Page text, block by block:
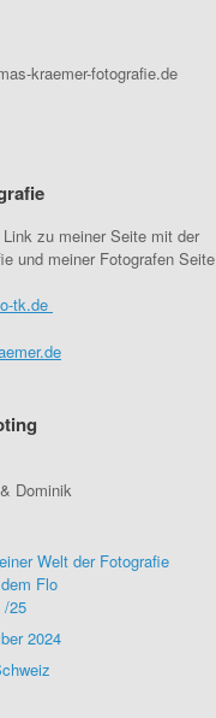
kraemer-fotografie.de
zu meiner Seite mit der
und meiner Fotografen Seite
tk.de
Dominik
Welt der Fotografie
Flo
/25
2024